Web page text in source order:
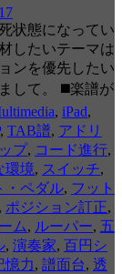
状態になってい
したいテーマは
ンを優先したい
して。 ◼️楽譜が
, iPad,
, TAB譜, アドリ
プ, コード進行,
環境, スイッチ,
・ペダル, フット
, ポジション訂正,
ム, ルーパー, 五
, 演奏家, 百円シ
憶力, 譜面台, 透